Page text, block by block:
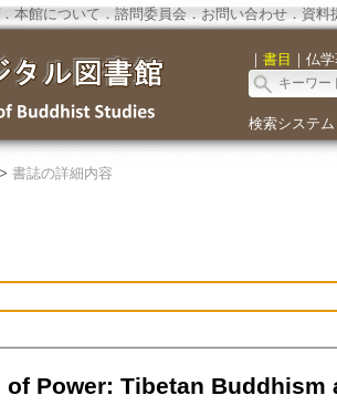
．本館について ． 諮問委員会． お問い合わせ． 資料
｜ 書目 ｜ 仏
検索システム
> 書誌の詳細内容
of Power: Tibetan